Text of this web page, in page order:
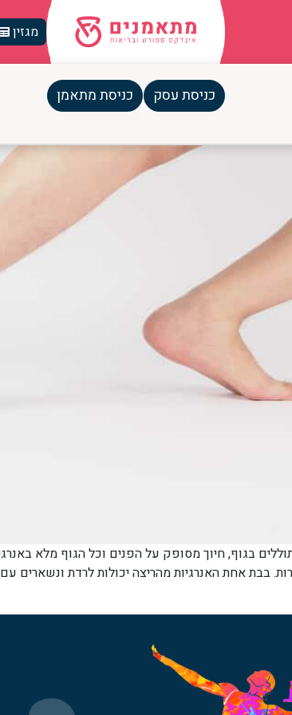
מגזין
כניסת עסק כניסת מתאמן
אחרי ריצה?
בגוף, חיוך מסופק על הפנים וכל הגוף מלא
בבת אחת האנרגיות מהריצה יכולות לרדת ונשארים